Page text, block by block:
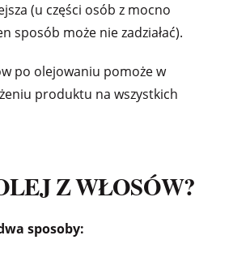
(u części osób z mocno
sposób może nie zadziałać).
po olejowaniu pomoże w
produktu na wszystkich
Z WŁOSÓW?
sposoby: